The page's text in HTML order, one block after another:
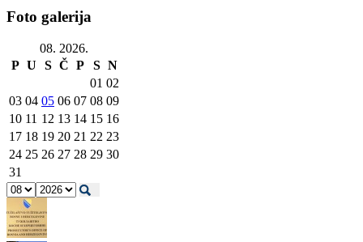
Foto galerija
08. 2026.
P U S Č P S N
01 02
03 04 05 06 07 08 09
10 11 12 13 14 15 16
17 18 19 20 21 22 23
24 25 26 27 28 29 30
31